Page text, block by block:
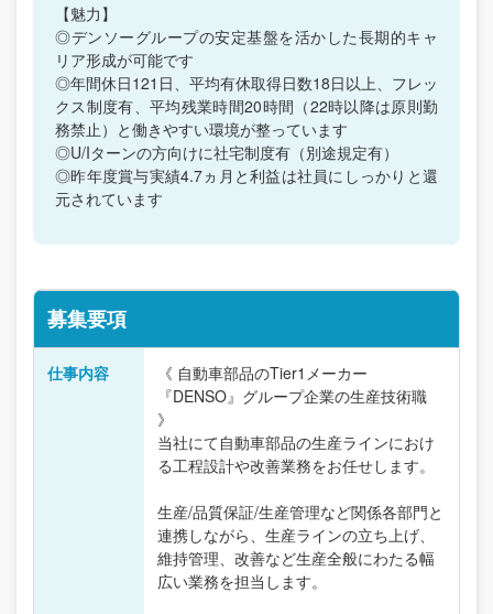
【魅力】
◎デンソーグループの安定基盤を活かした長期的キャ
リア形成が可能です
◎年間休日121日、平均有休取得日数18日以上、フレッ
クス制度有、平均残業時間20時間（22時以降は原則勤
務禁止）と働きやすい環境が整っています
◎U/Iターンの方向けに社宅制度有（別途規定有）
◎昨年度賞与実績4.7ヵ月と利益は社員にしっかりと還
元されています
募集要項
仕事内容
《 自動車部品のTier1メーカー
『DENSO』グループ企業の生産技術職
》
当社にて自動車部品の生産ラインにおけ
る工程設計や改善業務をお任せします。
生産/品質保証/生産管理など関係各部門と
連携しながら、生産ラインの立ち上げ、
維持管理、改善など生産全般にわたる幅
広い業務を担当します。